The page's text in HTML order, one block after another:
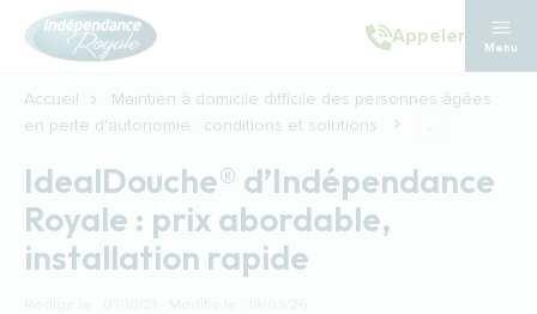
Aller au contenu principal
Appeler
Menu
Accueil
Maintien à domicile difficile des personnes âgées
en perte d'autonomie : conditions et solutions
...
IdealDouche® d’Indépendance
Royale : prix abordable,
installation rapide